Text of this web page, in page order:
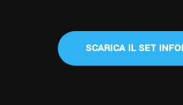
SCARICA IL SET